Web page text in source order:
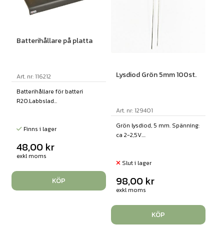
Batterihållare på platta
Art. nr: 116212
Batterihållare för batteri
R20.Labbslad...
Finns i lager
48,00 kr
exkl moms
KÖP
Lysdiod Grön 5mm 100st.
Art. nr: 129401
Grön lysdiod, 5 mm. Spänning:
ca 2-2,5V....
Slut i lager
98,00 kr
exkl moms
KÖP